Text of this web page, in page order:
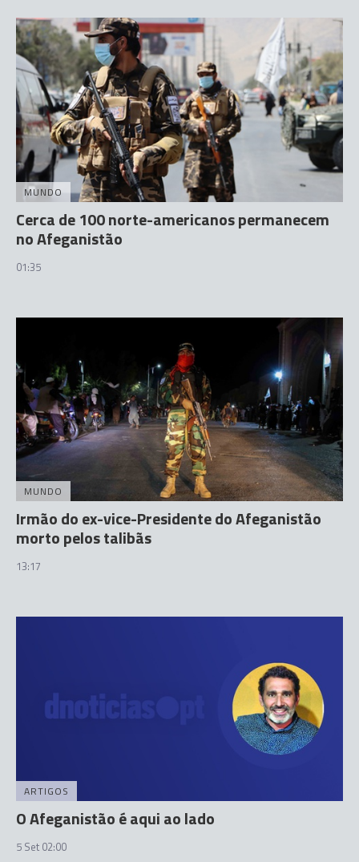
MUNDO
Cerca de 100 norte-americanos permanecem
no Afeganistão
01:35
MUNDO
Irmão do ex-vice-Presidente do Afeganistão
morto pelos talibãs
13:17
ARTIGOS
O Afeganistão é aqui ao lado
5 Set 02:00